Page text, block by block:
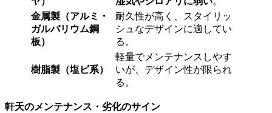
金属製（アルミ・
ガルバリウム鋼
板）
耐久性が高く、スタイリッ
シュなデザインに適してい
る。
樹脂製（塩ビ系）
軽量でメンテナンスしやす
いが、デザイン性が限られ
る。
軒天のメンテナンス・劣化のサイン